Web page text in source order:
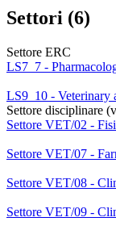
Settori (6)
Settore ERC
LS7_7 -
LS9_10 - Veterinary
Settore disciplinare
Settore VET/02 -
Settore VET/07 -
Settore VET/08 -
Settore VET/09 -